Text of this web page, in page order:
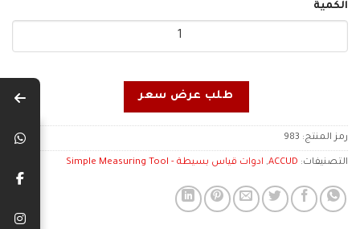
الكمية
طلب عرض سعر
رمز المنتج: 983
التصنيفات: ACCUD
, ادوات قياس بسيطة - Simple Measuring Tool